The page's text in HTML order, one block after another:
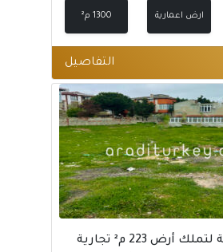
ارض اعمارية 1300 م²
التفاصيل
فرصة ذهبية لتملك أرض 223 م² تجارية